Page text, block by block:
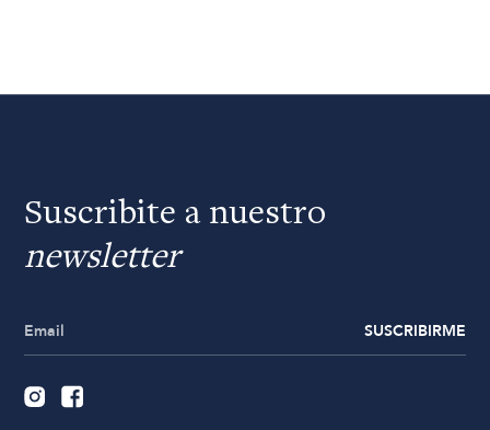
Suscribite a nuestro
newsletter
SUSCRIBIRME